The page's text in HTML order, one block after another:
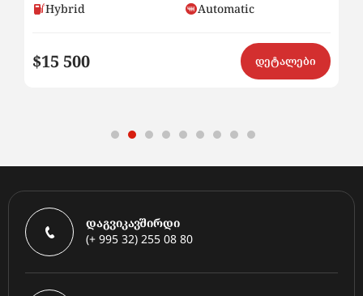
Hybrid
Automatic
$15 500 დეტალები
დაგვიკავშირდი
(+ 995 32) 255 08 80